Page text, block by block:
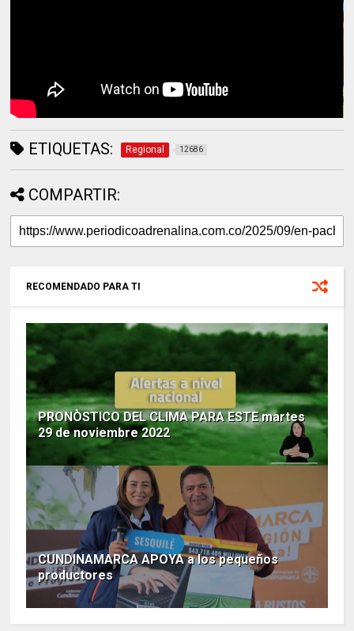
ETIQUETAS: Regional 12686
COMPARTIR:
RECOMENDADO PARA TI
PRONÒSTICO DEL CLIMA PARA ESTE martes
29 de noviembre 2022
CUNDINAMARCA APOYA a los pequeños
productores